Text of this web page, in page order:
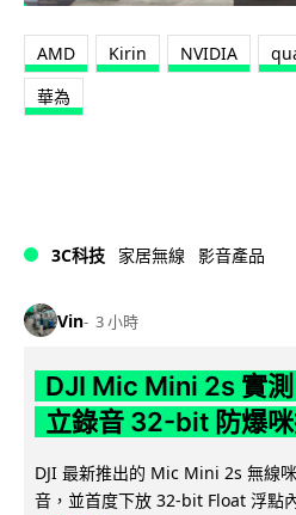
AMD Kirin NVIDIA
華為
3C科技 家居無線 影音產品
Vin 3 小時
DJI Mic Mini 2s 實
立錄音 32-bit 防爆
DJI 最新推出的 Mic Mini 2s 無線
音，並首度下放 32-bit Float 浮點